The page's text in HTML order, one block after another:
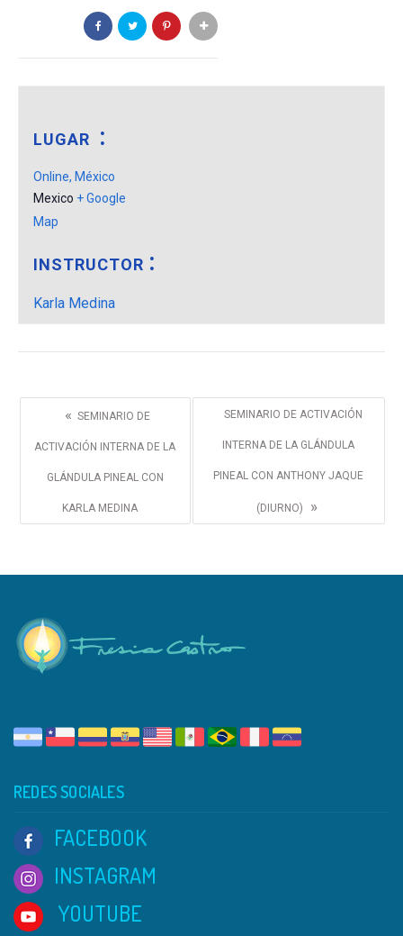
LUGAR
Online, México
Mexico + Google
Map
INSTRUCTOR
Karla Medina
« SEMINARIO DE
ACTIVACIÓN INTERNA DE LA
GLÁNDULA PINEAL CON
KARLA MEDINA
SEMINARIO DE ACTIVACIÓN
INTERNA DE LA GLÁNDULA
PINEAL CON ANTHONY JAQUE
(DIURNO) »
REDES SOCIALES
FACEBOOK
INSTAGRAM
YOUTUBE